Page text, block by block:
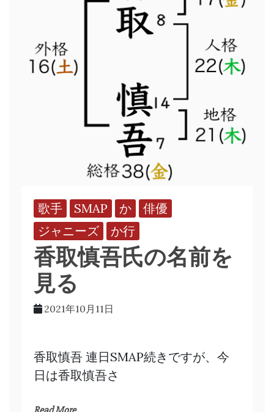
歌手 SMAP か
俳優
ジャニーズ
か行
香取慎吾氏の名前を
見る
2021年10月11日
香取慎吾 連日SMAP続きですが、今
日は香取慎吾さ